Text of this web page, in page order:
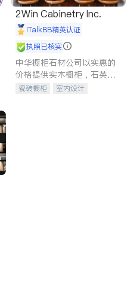
2Win Cabinetry Inc.
iTalkBB精英认证
执照已核实
中华橱柜石材公司以实惠的
价格提供实木橱柜，石英石
台面，多种优质不锈钢水
瓷砖橱柜
室内设计